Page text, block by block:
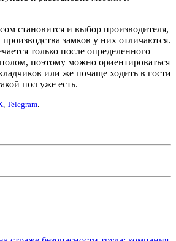
становится и выбор производителя,
замков у них отличаются.
только после определенного
поэтому можно ориентироваться
или же почаще ходить в гости
пол уже есть.
Telegram